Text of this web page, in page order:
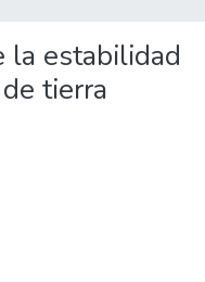
la estabilidad
tierra